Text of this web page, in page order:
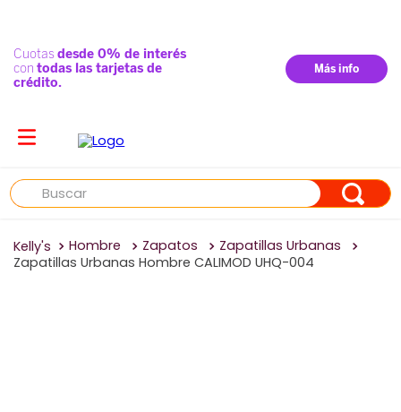
Buscar
Hombre Zapatos
Zapatillas Urbanas
Zapatillas Urbanas Hombre CALIMOD UHQ-004